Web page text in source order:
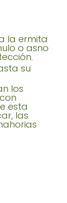
la ermita
o asno
su
los
esta
las